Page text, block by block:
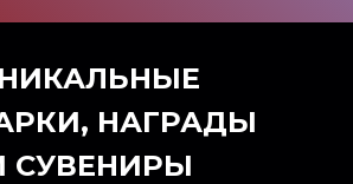
НАГРАДЫ
СУВЕНИРЫ